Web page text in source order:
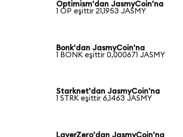
Optimism'dan JasmyCoin'na
1 OP eşittir 21,1953 JASMY
Bonk'dan JasmyCoin'na
1 BONK eşittir 0,000671 JASMY
Starknet'dan JasmyCoin'na
1 STRK eşittir 6,1463 JASMY
LayerZero'dan JasmyCoin'na